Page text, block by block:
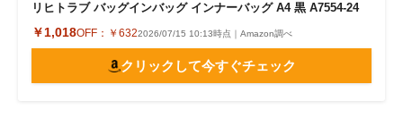
リヒトラブ バッグインバッグ インナーバッグ A4 黒 A7554-24
￥1,018OFF： ￥6322026/07/15 10:13時点｜Amazon調べ
クリックして今すぐチェック